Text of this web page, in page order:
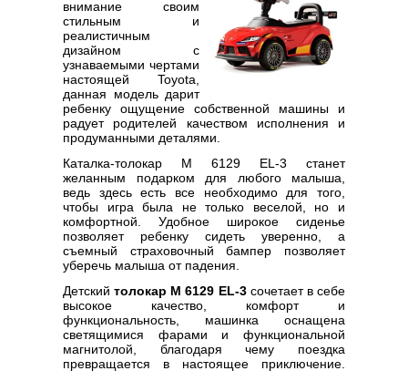
внимание своим
стильным и
реалистичным
дизайном с
узнаваемыми чертами
настоящей Toyota,
данная модель дарит
ребенку ощущение собственной машины и
радует родителей качеством исполнения и
продуманными деталями.
Каталка-толокар M 6129 EL-3 станет
желанным подарком для любого малыша,
ведь здесь есть все необходимо для того,
чтобы игра была не только веселой, но и
комфортной. Удобное широкое сиденье
позволяет ребенку сидеть уверенно, а
съемный страховочный бампер позволяет
уберечь малыша от падения.
Детскийтолокар M 6129 EL-3сочетает в себе
высокое качество, комфорт и
функциональность, машинка оснащена
светящимися фарами и функциональной
магнитолой, благодаря чему поездка
превращается в настоящее приключение.